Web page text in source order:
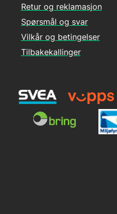
Retur og reklamasjon
Spørsmål og svar
Vilkår og betingelser
Tilbakekallinger